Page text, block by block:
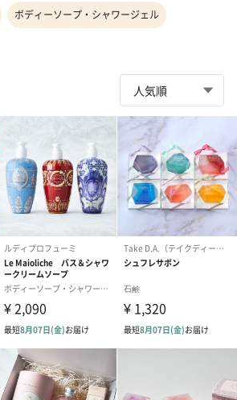
ボディーソープ・シャワージェル